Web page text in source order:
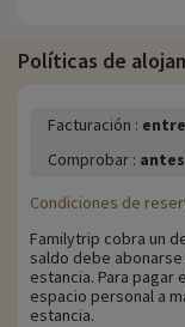
Políticas de
Facturación : entre
Comprobar :
Condiciones de
Familytrip cobra un
saldo debe
estancia. Para
espacio personal a
estancia.